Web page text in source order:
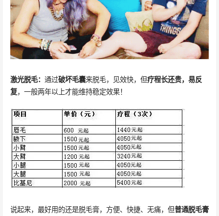
激光脱毛： 通过破坏毛囊来脱毛，见效快，但疗程长还贵，易反
复，一般两年以上才能维持稳定效果！
说起来，最好用的还是脱毛膏，方便、快捷、无痛，但普通脱毛膏